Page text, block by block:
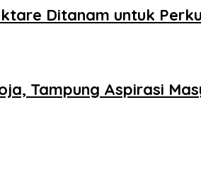
Ditanam untuk
Tampung Aspirasi